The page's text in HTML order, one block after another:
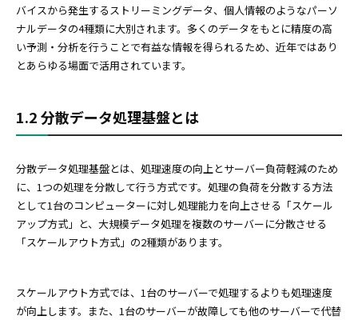
バイスから発生するストリーミングデータ、個人情報のようなパーソ
ナルデータの4種類に大別されます。多くのデータをもとに精度の高
い予測・分析を行うことで有益な情報を得られるため、近年ではあり
とあらゆる場面で活用されています。
1.2 分散データ処理基盤とは
分散データ処理基盤とは、処理速度の向上とサーバー負荷軽減のため
に、1つの処理を分散して行う方式です。処理の負荷を分散する方法
として1台のコンピューターに対し処理能力を向上させる「スケール
アップ方式」と、大規模データ処理を複数のサーバーに分散させる
「スケールアウト方式」の2種類があります。
スケールアウト方式では、1台のサーバーで処理するよりも処理速度
が向上します。また、1台のサーバーが故障しても他のサーバーで代替